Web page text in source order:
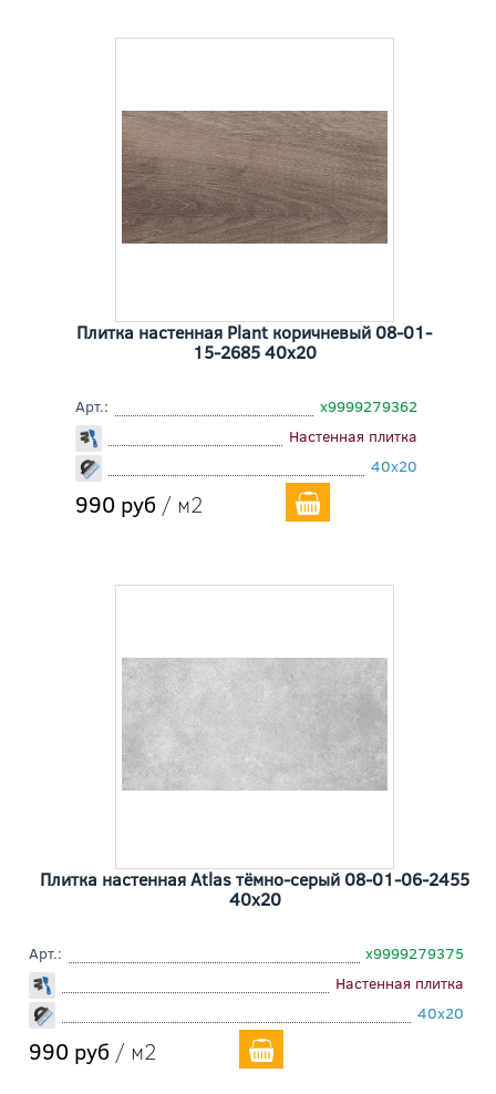
Плитка настенная Plant коричневый 08-01-
15-2685 40x20
Арт.:
х9999279362
Настенная плитка
40x20
990 руб / м2
Плитка настенная Atlas тёмно-серый 08-01-06-2455
40x20
Арт.:
х9999279375
Настенная плитка
40x20
990 руб / м2